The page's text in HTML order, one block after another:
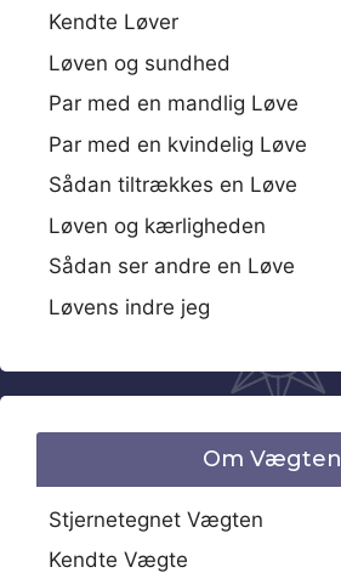
Kendte Løver
Løven og sundhed
Par med en mandlig Løve
Par med en kvindelig Løve
Sådan tiltrækkes en Løve
Løven og kærligheden
Sådan ser andre en Løve
Løvens indre jeg
Om Vægten
Stjernetegnet Vægten
Kendte Vægte